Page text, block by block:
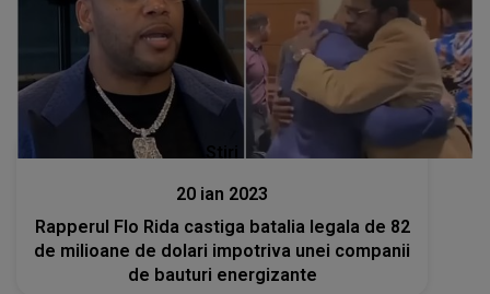
20 ian 2023
Rapperul Flo Rida castiga batalia legala de 82
de milioane de dolari impotriva unei companii
de bauturi energizante